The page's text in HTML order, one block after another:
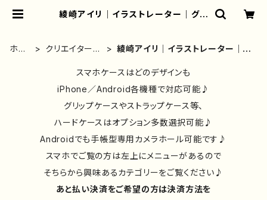
綾崎アイリ｜イラストレーター｜グッ
ッズ/人気/後払い/通販｜雑貨屋アリ
うさ
ホー
クリエイター別
綾崎アイリ｜イラストレーター｜グ
スマホケースはどのデザインも
iPhone／Android各機種で対応可能♪
グリップケースやストラップケース等、
ハードケースはオプション多数選択可能♪
Androidでも手帳型専用カメラホール可能です♪
スマホでご覧の方は左上にメニューがあるので
そちらから興味あるカテゴリーをご覧ください♪
あと払い決済をご希望の方は決済方法を